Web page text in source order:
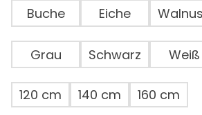
Buche Eiche
Grau Schwarz Weiß
120 cm 140 cm 160 cm